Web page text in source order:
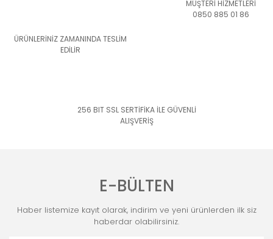
ÜRÜNLERİNİZ ZAMANINDA TESLİM
EDİLİR
MÜŞTERİ HİZMETLERİ
0850 885 01 86
256 BIT SSL SERTİFİKA İLE GÜVENLİ
ALIŞVERİŞ
E-BÜLTEN
Haber listemize kayıt olarak, indirim ve yeni ürünlerden ilk siz
haberdar olabilirsiniz.